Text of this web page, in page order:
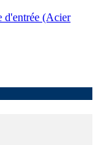
d'entrée (Acier